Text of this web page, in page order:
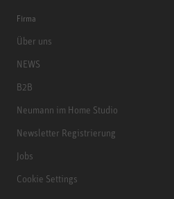
Firma
Über uns
NEWS
B2B
Neumann im Home Studio
Newsletter Registrierung
Jobs
Cookie Settings